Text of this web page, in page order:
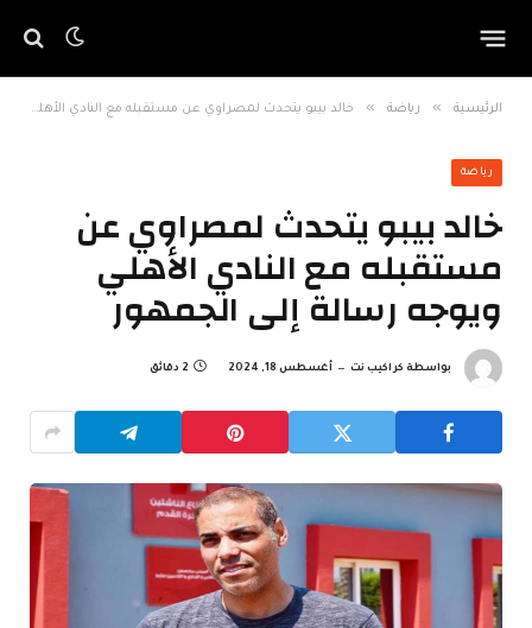
الرئيسية » رياضة » خالد بيبو يتحدث لمصراوي عن مستقبله مع النادي الأهلي ويوجه رسالة إلى الجمهور
رياضة
خالد بيبو يتحدث لمصراوي عن
مستقبله مع النادي الأهلي
ويوجه رسالة إلى الجمهور
بواسطة كراكيب نت أغسطس 18, 2024 2 دقائق